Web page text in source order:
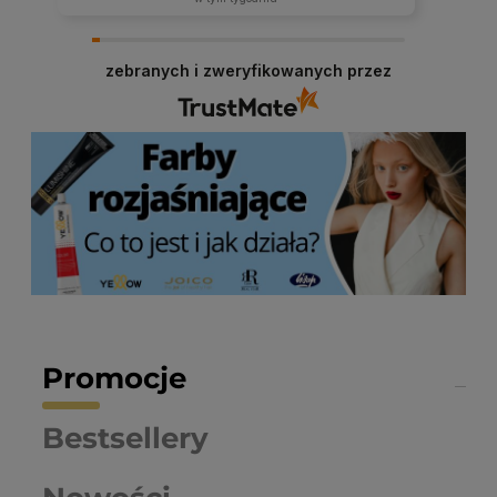
zebranych i zweryfikowanych przez
Promocje
Bestsellery